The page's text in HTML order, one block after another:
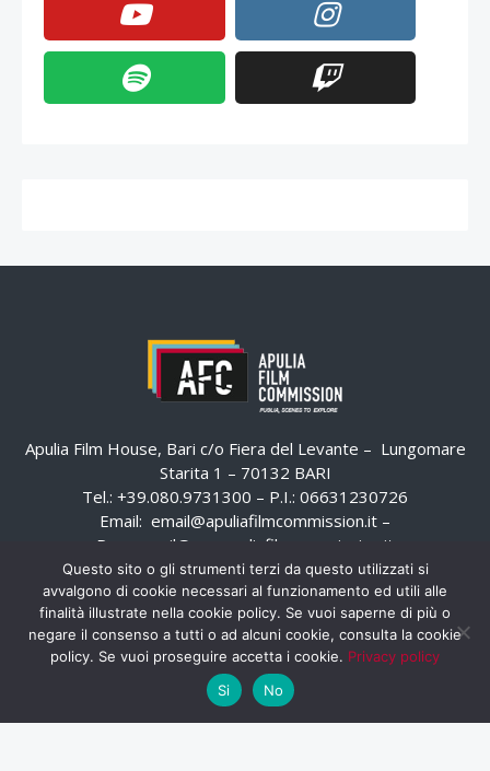
Apulia Film House, Bari c/o Fiera del Levante – Lungomare
Starita 1 – 70132 BARI
Tel.: +39.080.9731300 – P.I.: 06631230726
Email: email@apuliafilmcommission.it –
Pec:
email@pec.apuliafilmcommission.it
Questo sito o gli strumenti terzi da questo utilizzati si
avvalgono di cookie necessari al funzionamento ed utili alle
finalità illustrate nella cookie policy. Se vuoi saperne di più o
negare il consenso a tutti o ad alcuni cookie, consulta la cookie
policy. Se vuoi proseguire accetta i cookie. Privacy policy
Si
No